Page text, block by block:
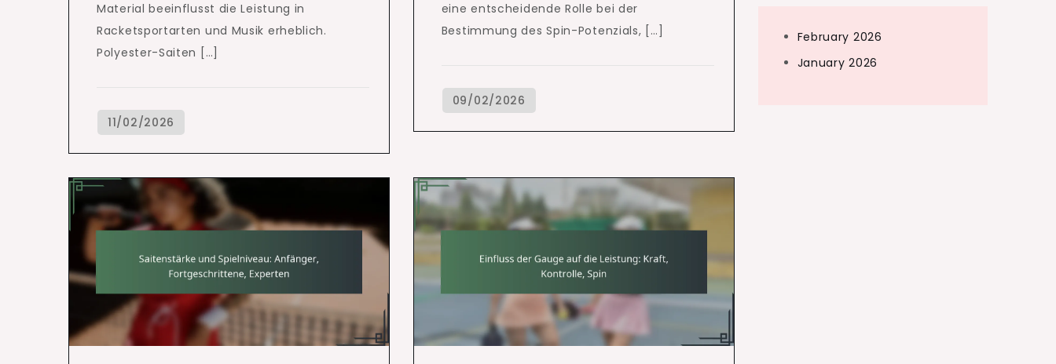
Material beeinflusst die Leistung in
Racketsportarten und Musik erheblich.
Polyester-Saiten […]
eine entscheidende Rolle bei der
Bestimmung des Spin-Potenzials, […]
February 2026
January 2026